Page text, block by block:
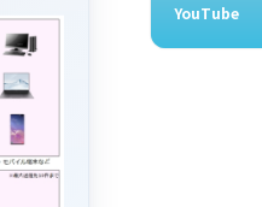
YouTube